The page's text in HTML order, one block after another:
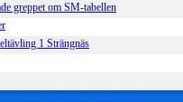
greppet om SM-tabellen
1 Strängnäs